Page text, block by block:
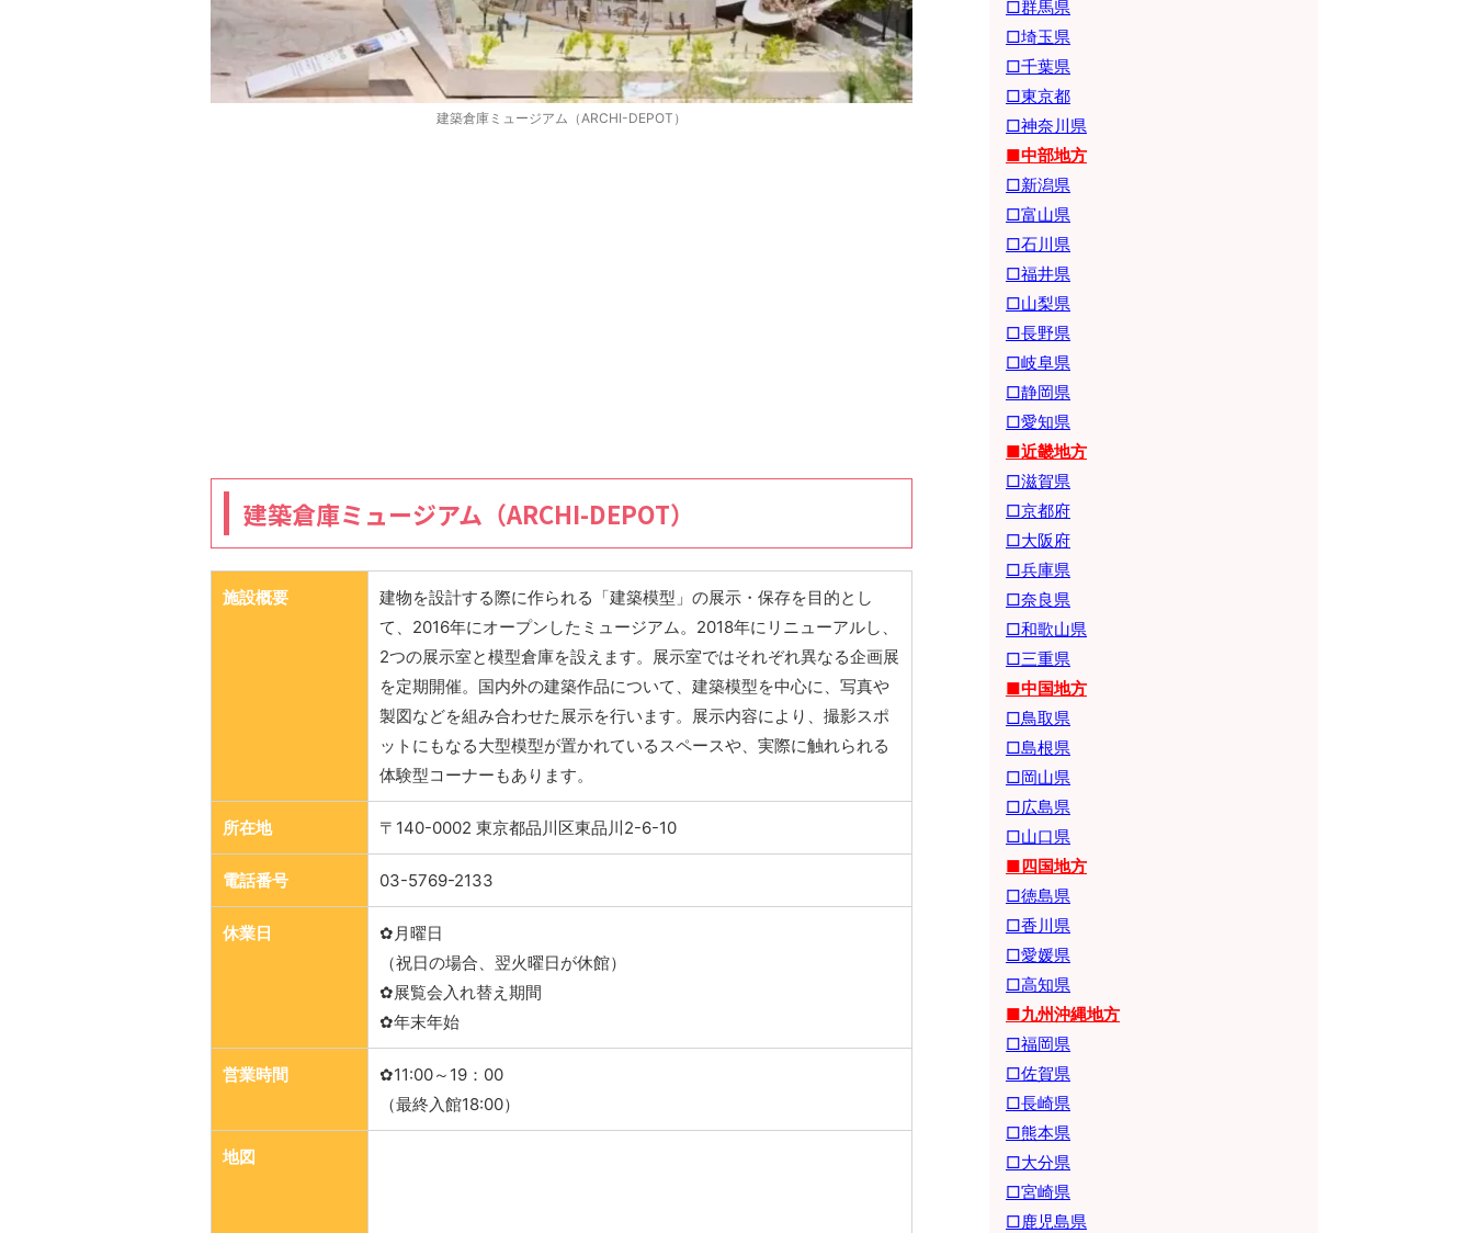
建築倉庫ミュージアム（ARCHI-DEPOT）
建築倉庫ミュージアム（ARCHI-DEPOT）
施設概要
建物を設計する際に作られる「建築模型」の展示・保存を目的とし
て、2016年にオープンしたミュージアム。2018年にリニューアルし、
2つの展示室と模型倉庫を設えます。展示室ではそれぞれ異なる企画展
を定期開催。国内外の建築作品について、建築模型を中心に、写真や
製図などを組み合わせた展示を行います。展示内容により、撮影スポ
ットにもなる大型模型が置かれているスペースや、実際に触れられる
体験型コーナーもあります。
所在地 〒140-0002 東京都品川区東品川2-6-10
電話番号 03-5769-2133
休業日
✿月曜日
（祝日の場合、翌火曜日が休館）
✿展覧会入れ替え期間
✿年末年始
営業時間
✿11:00～19：00
（最終入館18:00）
地図
□群馬県
□埼玉県
□千葉県
□東京都
□神奈川県
■中部地方
□新潟県
□富山県
□石川県
□福井県
□山梨県
□長野県
□岐阜県
□静岡県
□愛知県
■近畿地方
□滋賀県
□京都府
□大阪府
□兵庫県
□奈良県
□和歌山県
□三重県
■中国地方
□鳥取県
□島根県
□岡山県
□広島県
□山口県
■四国地方
□徳島県
□香川県
□愛媛県
□高知県
■九州沖縄地方
□福岡県
□佐賀県
□長崎県
□熊本県
□大分県
□宮崎県
□鹿児島県